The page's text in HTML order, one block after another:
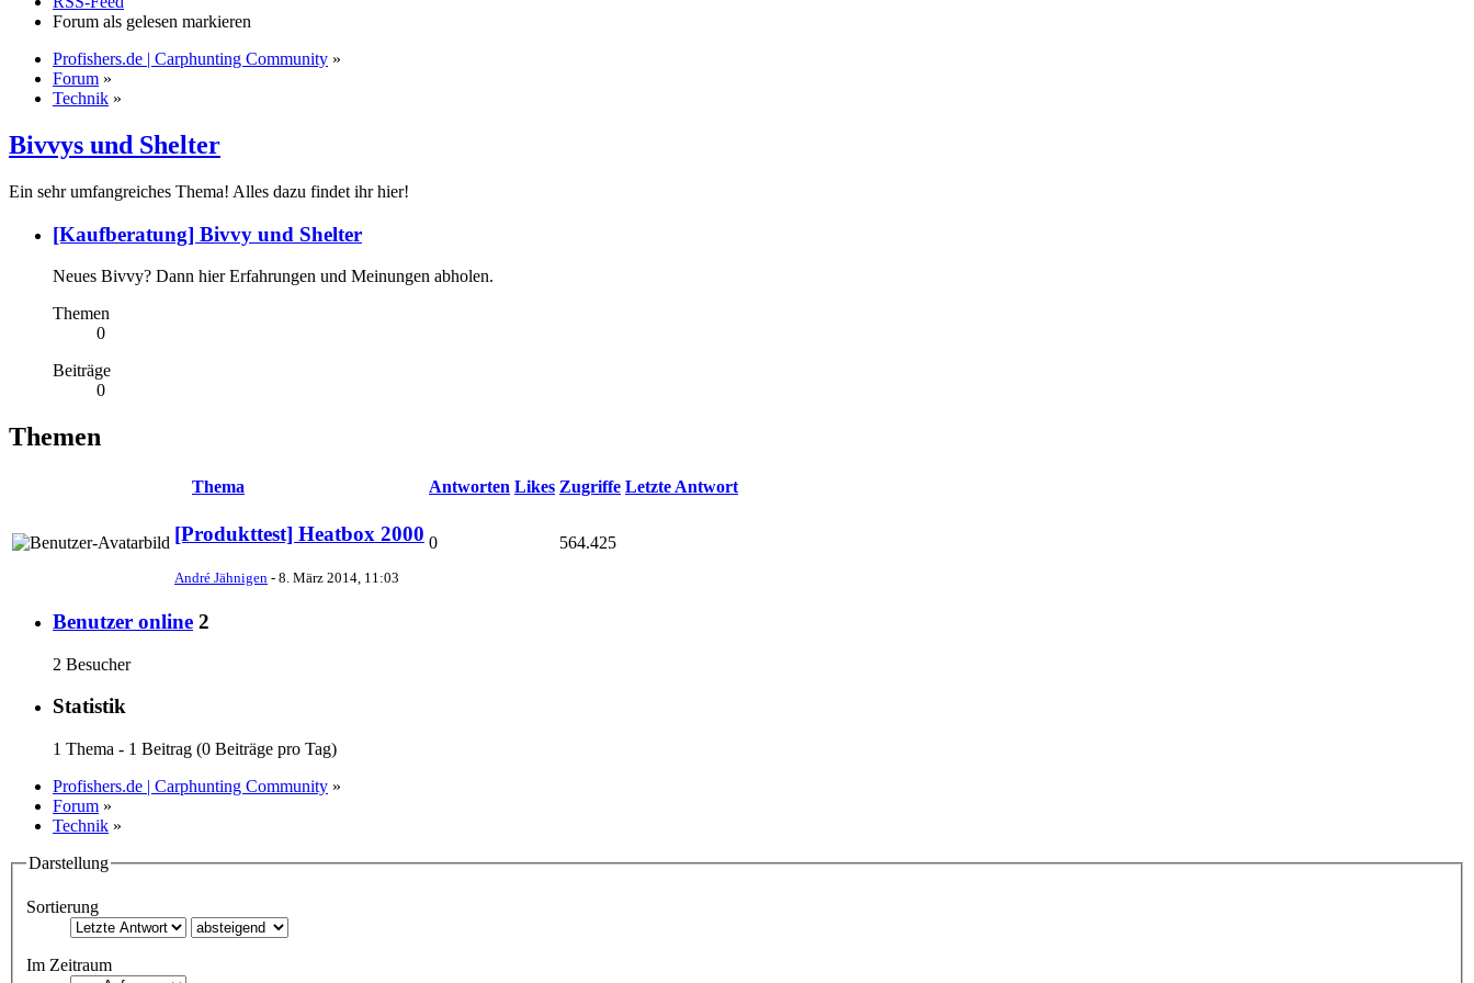
Forum als gelesen markieren
Profishers.de | Carphunting Community »
Forum »
Technik »
Bivvys und Shelter
Ein sehr umfangreiches Thema! Alles dazu findet ihr hier!
[Kaufberatung] Bivvy und Shelter
Neues Bivvy? Dann hier Erfahrungen und Meinungen abholen.
Themen
0
Beiträge
0
Themen
Thema Antworten Likes Zugriffe Letzte Antwort
[Produkttest] Heatbox 2000
André Jähnigen - 8. März 2014, 11:03
0 564.425
Benutzer online 2
2 Besucher
Statistik
1 Thema - 1 Beitrag (0 Beiträge pro Tag)
Profishers.de | Carphunting Community »
Forum »
Technik »
Darstellung
Sortierung
Im Zeitraum